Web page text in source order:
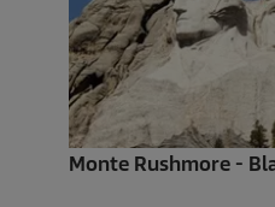
Monte Rushmore -